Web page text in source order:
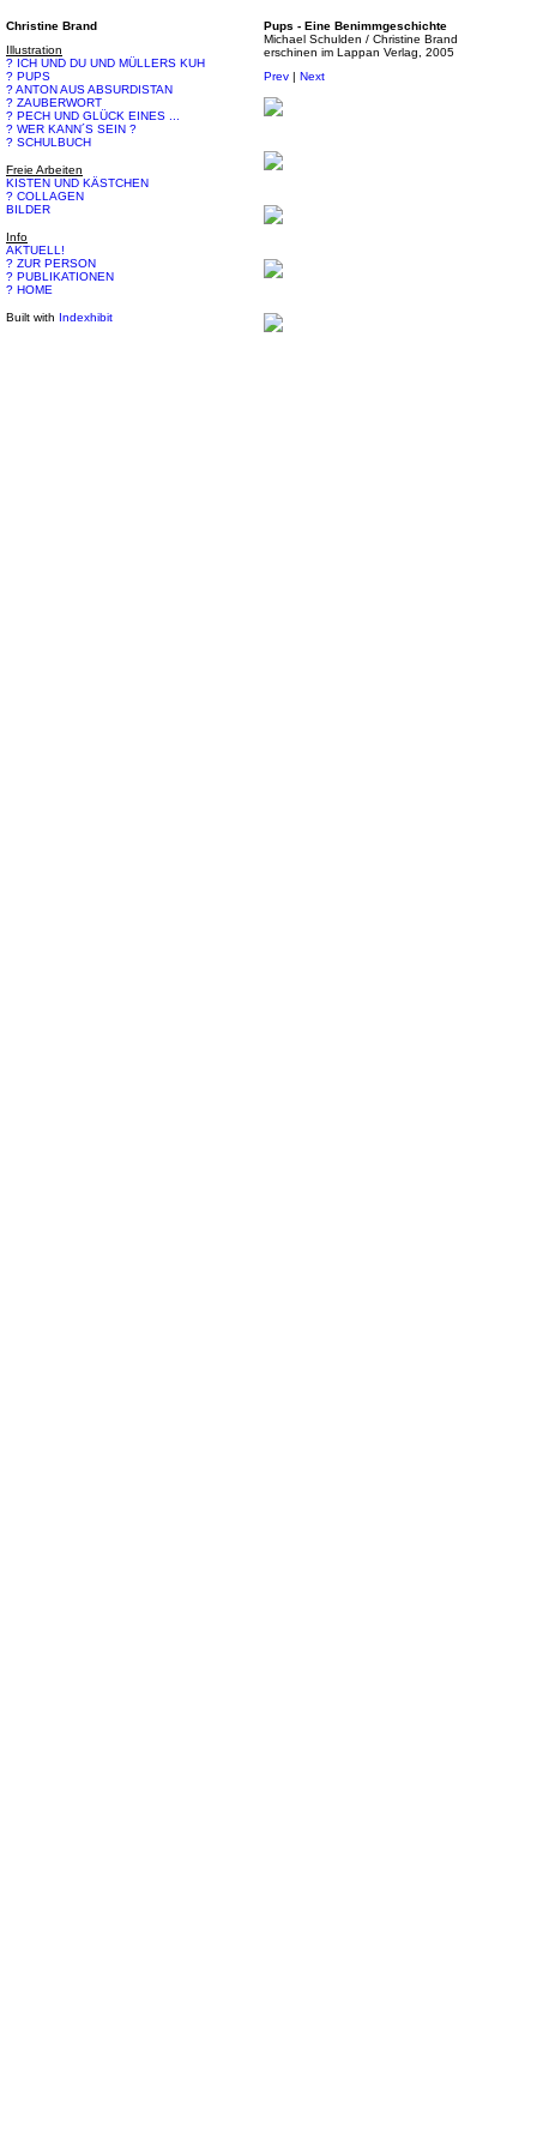
Christine Brand
Illustration
? ICH UND DU UND MÜLLERS KUH
? PUPS
? ANTON AUS ABSURDISTAN
? ZAUBERWORT
? PECH UND GLÜCK EINES ...
? WER KANN´S SEIN ?
? SCHULBUCH
Freie Arbeiten
KISTEN UND KÄSTCHEN
? COLLAGEN
BILDER
Info
AKTUELL!
? ZUR PERSON
? PUBLIKATIONEN
? HOME
Built with Indexhibit
Pups - Eine Benimmgeschichte
Michael Schulden / Christine Brand
erschinen im Lappan Verlag, 2005
Prev | Next